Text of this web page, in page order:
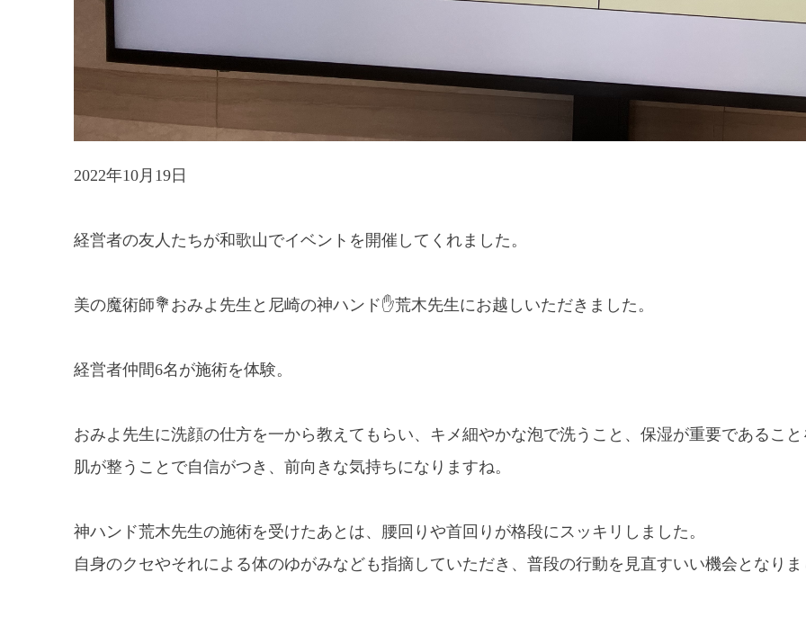
2022年10月19日
経営者の友人たちが和歌山でイベントを開催してくれました。
美の魔術師💐おみよ先生と尼崎の神ハンド✋荒木先生にお越しいただきました。
経営者仲間6名が施術を体験。
おみよ先生に洗顔の仕方を一から教えてもらい、キメ細やかな泡で洗うこと、保湿が重要であるこ
肌が整うことで自信がつき、前向きな気持ちになりますね。
神ハンド荒木先生の施術を受けたあとは、腰回りや首回りが格段にスッキリしました。
自身のクセやそれによる体のゆがみなども指摘していただき、普段の行動を見直すいい機会となり